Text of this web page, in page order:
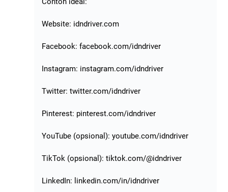
Website: idndriver.com
Facebook: facebook.com/idndriver
Instagram: instagram.com/idndriver
Twitter: twitter.com/idndriver
Pinterest: pinterest.com/idndriver
YouTube (opsional): youtube.com/idndriver
TikTok (opsional): tiktok.com/@idndriver
LinkedIn: linkedin.com/in/idndriver